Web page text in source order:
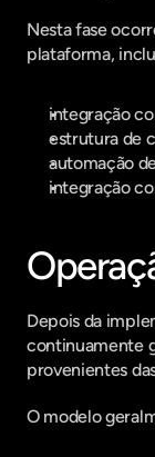
Nesta fase
plataforma,
integração
estrutura de
automação
integração
Depois da
continuamente
provenientes
O modelo